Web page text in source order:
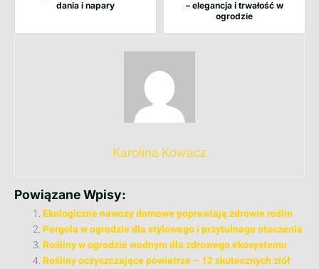
dania i napary
– elegancja i trwałość w
ogrodzie
Karolina Kowacz
Powiązane Wpisy:
Ekologiczne nawozy domowe poprawiają zdrowie roślin
Pergola w ogrodzie dla stylowego i przytulnego otoczenia
Rośliny w ogrodzie wodnym dla zdrowego ekosystemu
Rośliny oczyszczające powietrze – 12 skutecznych ziół